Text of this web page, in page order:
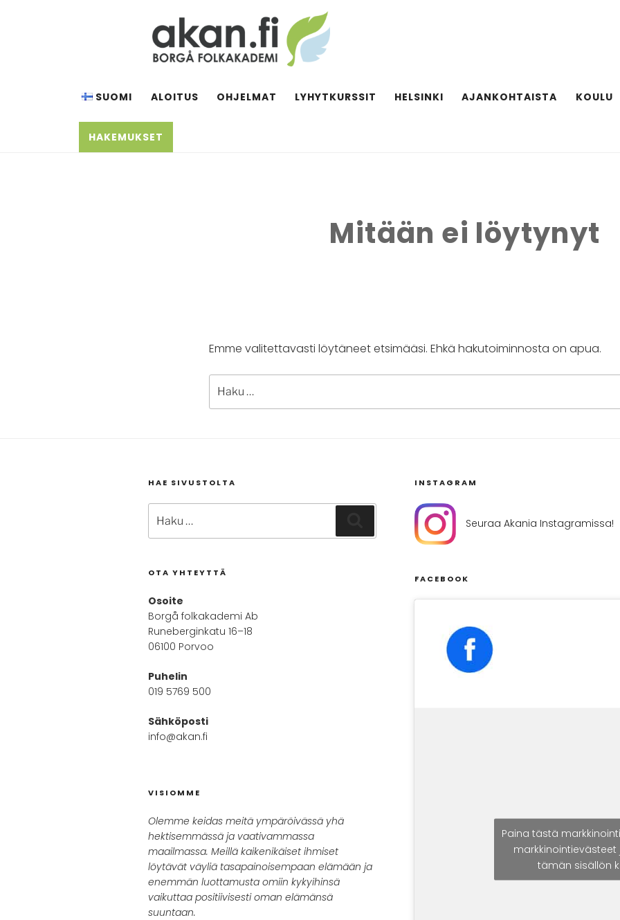
AKAN.FI
SUOMI ALOITUS OHJELMAT LYHYTKURSSIT HELSINKI AJANKOHTAISTA KOULU
HAKEMUKSET
Mitään ei löytynyt
Emme valitettavasti löytäneet etsimääsi. Ehkä hakutoiminnosta on apua.
HAE SIVUSTOLTA
OTA YHTEYTTÄ
Osoite
Borgå folkakademi Ab
Runeberginkatu 16–18
06100 Porvoo
Puhelin
019 5769 500
Sähköposti
info@akan.fi
VISIOMME
Olemme keidas meitä ympäröivässä yhä
hektisemmässä ja vaativammassa
maailmassa. Meillä kaikenikäiset ihmiset
löytävät väyliä tasapainoisempaan elämään ja
enemmän luottamusta omiin kykyihinsä
vaikuttaa positiivisesti oman elämänsä
suuntaan.
INSTAGRAM
Seuraa Akania Instagramissa!
FACEBOOK
Paina tästä
tämän sisällön